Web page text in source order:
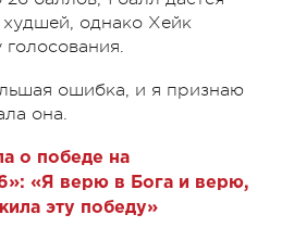
однако Хейк
голосования.
ошибка, и я признаю
она.
о победе на
«Я верю в Бога и верю,
эту победу»